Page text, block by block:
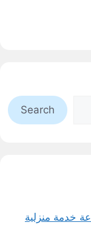
Search
خدمة منزلية